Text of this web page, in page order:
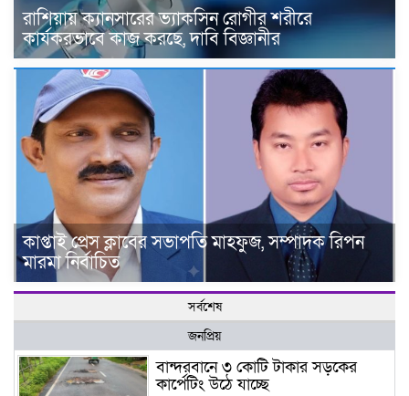
রাশিয়ায় ক্যানসারের ভ্যাকসিন রোগীর শরীরে
কার্যকরভাবে কাজ করছে, দাবি বিজ্ঞানীর
কাপ্তাই প্রেস ক্লাবের সভাপতি মাহফুজ, সম্পাদক রিপন
মারমা নির্বাচিত
সর্বশেষ
জনপ্রিয়
বান্দরবানে ৩ কোটি টাকার সড়কের
কার্পেটিং উঠে যাচ্ছে